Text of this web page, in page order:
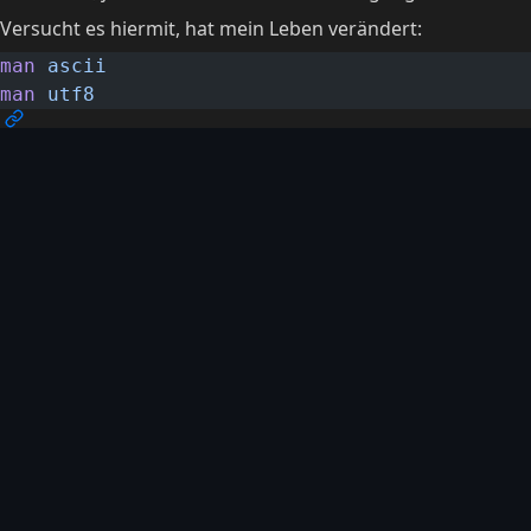
Versucht es hiermit, hat mein Leben verändert:
man ascii
man utf8